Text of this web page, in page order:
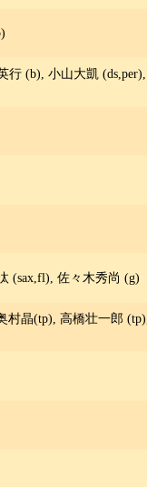
(b), 小山大凱
(sax,fl), 佐々木秀尚 (g)
晶(tp), 高橋壮一郎